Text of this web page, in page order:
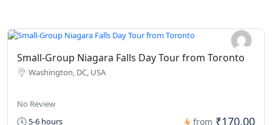
Small-Group Niagara Falls Day Tour from Toronto
Washington, DC, USA
No Review
5-6 hours
from ₹170.00